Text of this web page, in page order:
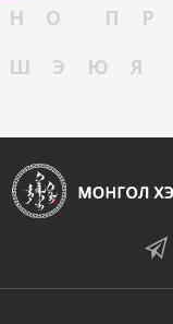
Н
О П Р
Ш
Э Ю Я